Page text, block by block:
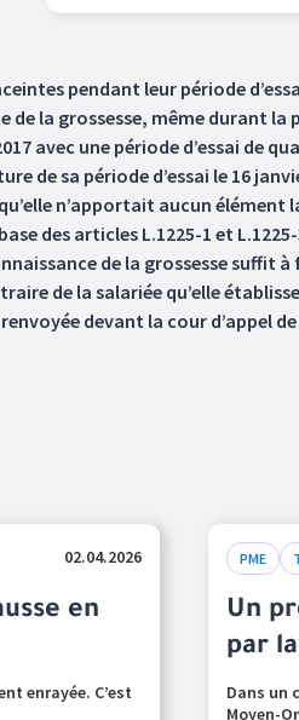
pendant leur période
la grossesse, même durant la
avec une période d’essai de
de sa période d’essai le 16
n’apportait aucun
des articles L.1225-1 et
de la grossesse suffit
de la salariée qu’elle
devant la cour d’appel
02.04.2026
en
enrayée. C’est
PME
Un
par
Dans un
Moyen-